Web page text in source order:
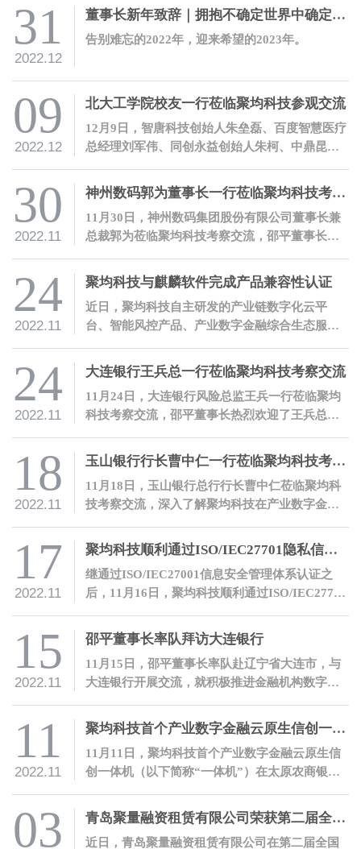
31
2022.12
董事长新年致辞｜拥抱不确定世界中确定的力量
告别难忘的2022年，迎来希望的2023年。
09
2022.12
北大工学院校友一行莅临聚均科技参观交流
12月9日，智唐科技创始人朱垒磊、百度智慧医疗
总经理刘军伟、同创永益创始人朱柯、中鼎昆仑
友一行莅临聚均科技参观交流，邵平董事长热烈
欢迎了各位校友的到访。
30
2022.11
神州数码郭为董事长一行莅临聚均科技考察交流
11月30日，神州数码集团股份有限公司董事长兼
总裁郭为莅临聚均科技考察交流，邵平董事长热
24
2022.11
聚均科技与麒麟软件完成产品兼容性认证
近日，聚均科技自主研发的产业链数字化云平
台、智能风控产品、产业数字金融综合生态服务
完成了兼容性联合测试。
24
2022.11
大连银行王兵总一行莅临聚均科技考察交流
11月24日，大连银行风险总监王兵一行莅临聚均
科技考察交流，邵平董事长热烈欢迎了王兵总一
18
2022.11
玉山银行行长曹中仁一行莅临聚均科技考察交流
11月18日，玉山银行总行行长曹中仁莅临聚均科
技考察交流，深入了解聚均科技在产业数字金融
17
2022.11
聚均科技顺利通过ISO/IEC27701隐私信息管理体系认证
继通过ISO/IEC27001信息安全管理体系认证之
后，11月16日，聚均科技顺利通过ISO/IEC27701
力再度获得国际权威认可。
15
2022.11
邵平董事长率队拜访大连银行
11月15日，邵平董事长率队赴辽宁省大连市，与
大连银行开展交流，就积极推进金融机构数字化
11
2022.11
聚均科技首个产业数字金融云原生信创一体机落地太原农商银行
11月11日，聚均科技首个产业数字金融云原生信
创一体机（以下简称“一体机”）在太原农商银行
03 青岛聚量融资租赁有限公司荣获第二届全国融资租赁创新案例大赛“优秀创新案例”奖
近日，青岛聚量融资租赁有限公司在第二届全国